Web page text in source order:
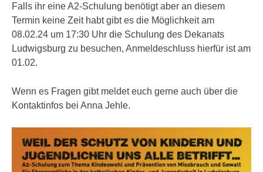
Falls ihr eine A2-Schulung benötigt aber an diesem
Termin keine Zeit habt gibt es die Möglichkeit am
08.02.24 um 17:30 Uhr die Schulung des Dekanats
Ludwigsburg zu besuchen, Anmeldeschluss hierfür ist am
01.02.
Wenn es Fragen gibt meldet euch gerne auch über die
Kontaktinfos bei Anna Jehle.